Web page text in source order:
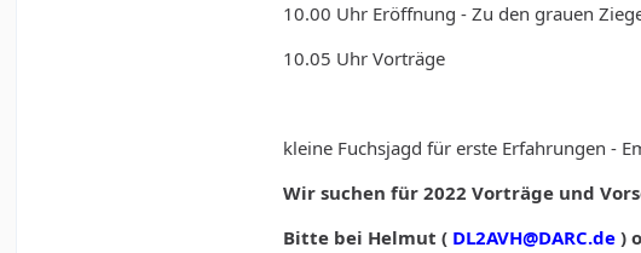
10.00 Uhr Eröffnung - Zu den grauen
10.05 Uhr Vorträge
kleine Fuchsjagd für erste Erfahrungen -
Wir suchen für 2022 Vorträge und
Bitte bei Helmut ( DL2AVH@DARC.de )